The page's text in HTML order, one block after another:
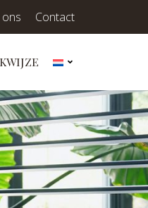
Contact